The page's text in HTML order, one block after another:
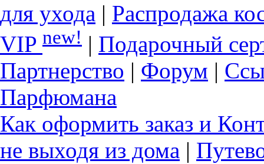
для ухода | Распродажа
VIP new! | Подарочный
Партнерство | Форум |
Парфюмана
Как оформить заказ и
не выходя из дома |